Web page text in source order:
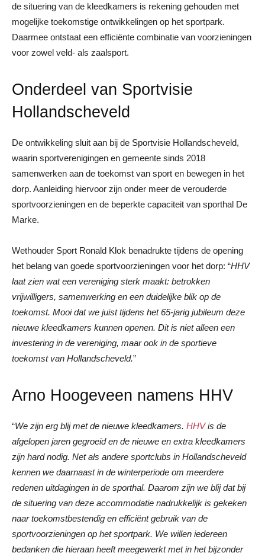
de situering van de kleedkamers is rekening gehouden met
mogelijke toekomstige ontwikkelingen op het sportpark.
Daarmee ontstaat een efficiënte combinatie van voorzieningen
voor zowel veld- als zaalsport.
Onderdeel van Sportvisie
Hollandscheveld
De ontwikkeling sluit aan bij de Sportvisie Hollandscheveld,
waarin sportverenigingen en gemeente sinds 2018
samenwerken aan de toekomst van sport en bewegen in het
dorp. Aanleiding hiervoor zijn onder meer de verouderde
sportvoorzieningen en de beperkte capaciteit van sporthal De
Marke.
Wethouder Sport Ronald Klok benadrukte tijdens de opening
het belang van goede sportvoorzieningen voor het dorp: “HHV
laat zien wat een vereniging sterk maakt: betrokken
vrijwilligers, samenwerking en een duidelijke blik op de
toekomst. Mooi dat we juist tijdens het 65-jarig jubileum deze
nieuwe kleedkamers kunnen openen. Dit is niet alleen een
investering in de vereniging, maar ook in de sportieve
toekomst van Hollandscheveld.”
Arno Hoogeveen namens HHV
“We zijn erg blij met de nieuwe kleedkamers. HHVis de
afgelopen jaren gegroeid en de nieuwe en extra kleedkamers
zijn hard nodig. Net als andere sportclubs in Hollandscheveld
kennen we daarnaast in de winterperiode om meerdere
redenen uitdagingen in de sporthal. Daarom zijn we blij dat bij
de situering van deze accommodatie nadrukkelijk is gekeken
naar toekomstbestendig en efficiënt gebruik van de
sportvoorzieningen op het sportpark. We willen iedereen
bedanken die hieraan heeft meegewerkt met in het bijzonder